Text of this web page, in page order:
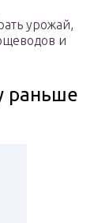
урожай,
и
раньше